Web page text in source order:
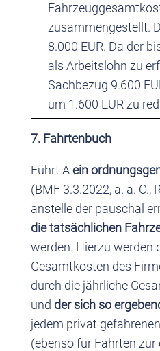
zusammengestellt.
8.000 EUR. Da der
als Arbeitslohn zu
Sachbezug 9.600
um 1.600 EUR zu
7. Fahrtenbuch
Führt Aein
(BMF 3.3.2022, a. a. O.,
anstelle der pauschal
die tatsächlichen
werden. Hierzu werden
Gesamtkosten des
durch die jährliche
und der sich so
jedem privat
(ebenso für Fahrten zur